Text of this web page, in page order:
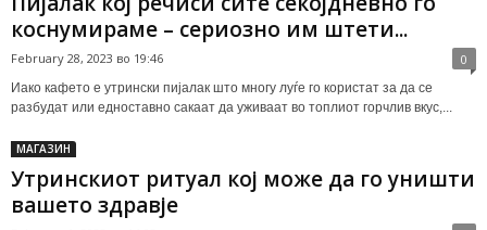
коснумираме – сериозно им штети...
February 28, 2023 во 19:46 0
Иако кафето е утрински пијалак што многу луѓе го користат за да се
разбудат или едноставно сакаат да уживаат во топлиот горчлив вкус,...
МАГАЗИН
Утринскиот ритуал кој може да го уништи
вашето здравје